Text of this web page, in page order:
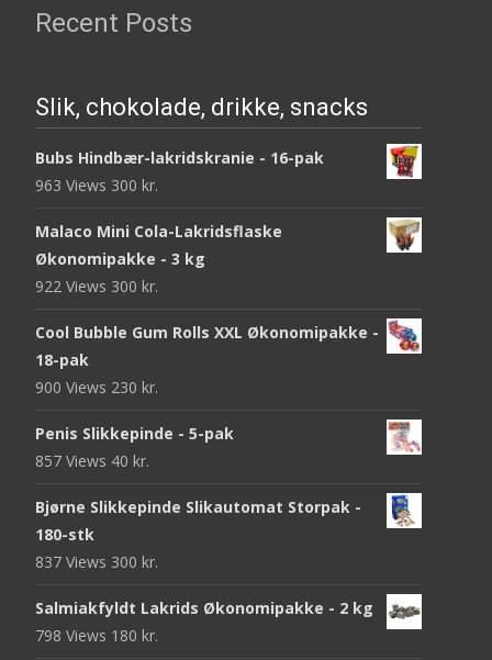
Recent Posts
Slik, chokolade, drikke, snacks
Bubs Hindbær-lakridskranie - 16-pak
963 Views 300 kr.
Malaco Mini Cola-Lakridsflaske
Økonomipakke - 3 kg
922 Views 300 kr.
Cool Bubble Gum Rolls XXL Økonomipakke -
18-pak
900 Views 230 kr.
Penis Slikkepinde - 5-pak
857 Views 40 kr.
Bjørne Slikkepinde Slikautomat Storpak -
180-stk
837 Views 300 kr.
Salmiakfyldt Lakrids Økonomipakke - 2 kg
798 Views 180 kr.